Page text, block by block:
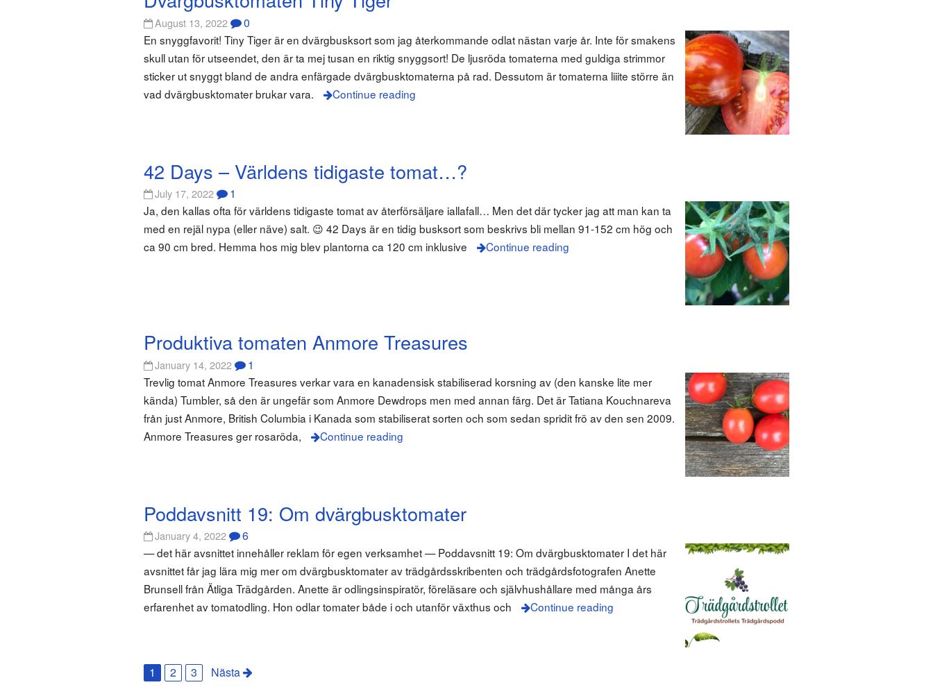
August 13, 2022 0
En snyggfavorit! Tiny Tiger är en dvärgbusksort som jag återkommande odlat nästan varje år. Inte för smakens
skull utan för utseendet, den är ta mej tusan en riktig snyggsort! De ljusröda tomaterna med guldiga strimmor
sticker ut snyggt bland de andra enfärgade dvärgbusktomaterna på rad. Dessutom är tomaterna liiite större än
vad dvärgbusktomater brukar vara.
Continue reading
42 Days – Världens tidigaste tomat…?
July 17, 2022 1
Ja, den kallas ofta för världens tidigaste tomat av återförsäljare iallafall… Men det där tycker jag att man kan ta
med en rejäl nypa (eller näve) salt. 😉 42 Days är en tidig busksort som beskrivs bli mellan 91-152 cm hög och
ca 90 cm bred. Hemma hos mig blev plantorna ca 120 cm inklusive
Continue reading
Produktiva tomaten Anmore Treasures
January 14, 2022 1
Trevlig tomat Anmore Treasures verkar vara en kanadensisk stabiliserad korsning av (den kanske lite mer
kända) Tumbler, så den är ungefär som Anmore Dewdrops men med annan färg. Det är Tatiana Kouchnareva
från just Anmore, British Columbia i Kanada som stabiliserat sorten och som sedan spridit frö av den sen 2009.
Anmore Treasures ger rosaröda,
Continue reading
Poddavsnitt 19: Om dvärgbusktomater
January 4, 2022 6
— det här avsnittet innehåller reklam för egen verksamhet — Poddavsnitt 19: Om dvärgbusktomater I det här
avsnittet får jag lära mig mer om dvärgbusktomater av trädgårdsskribenten och trädgårdsfotografen Anette
Brunsell från Ätliga Trädgården. Anette är odlingsinspiratör, föreläsare och självhushållare med många års
erfarenhet av tomatodling. Hon odlar tomater både i och utanför växthus och
Continue reading
1 2 3 Nästa